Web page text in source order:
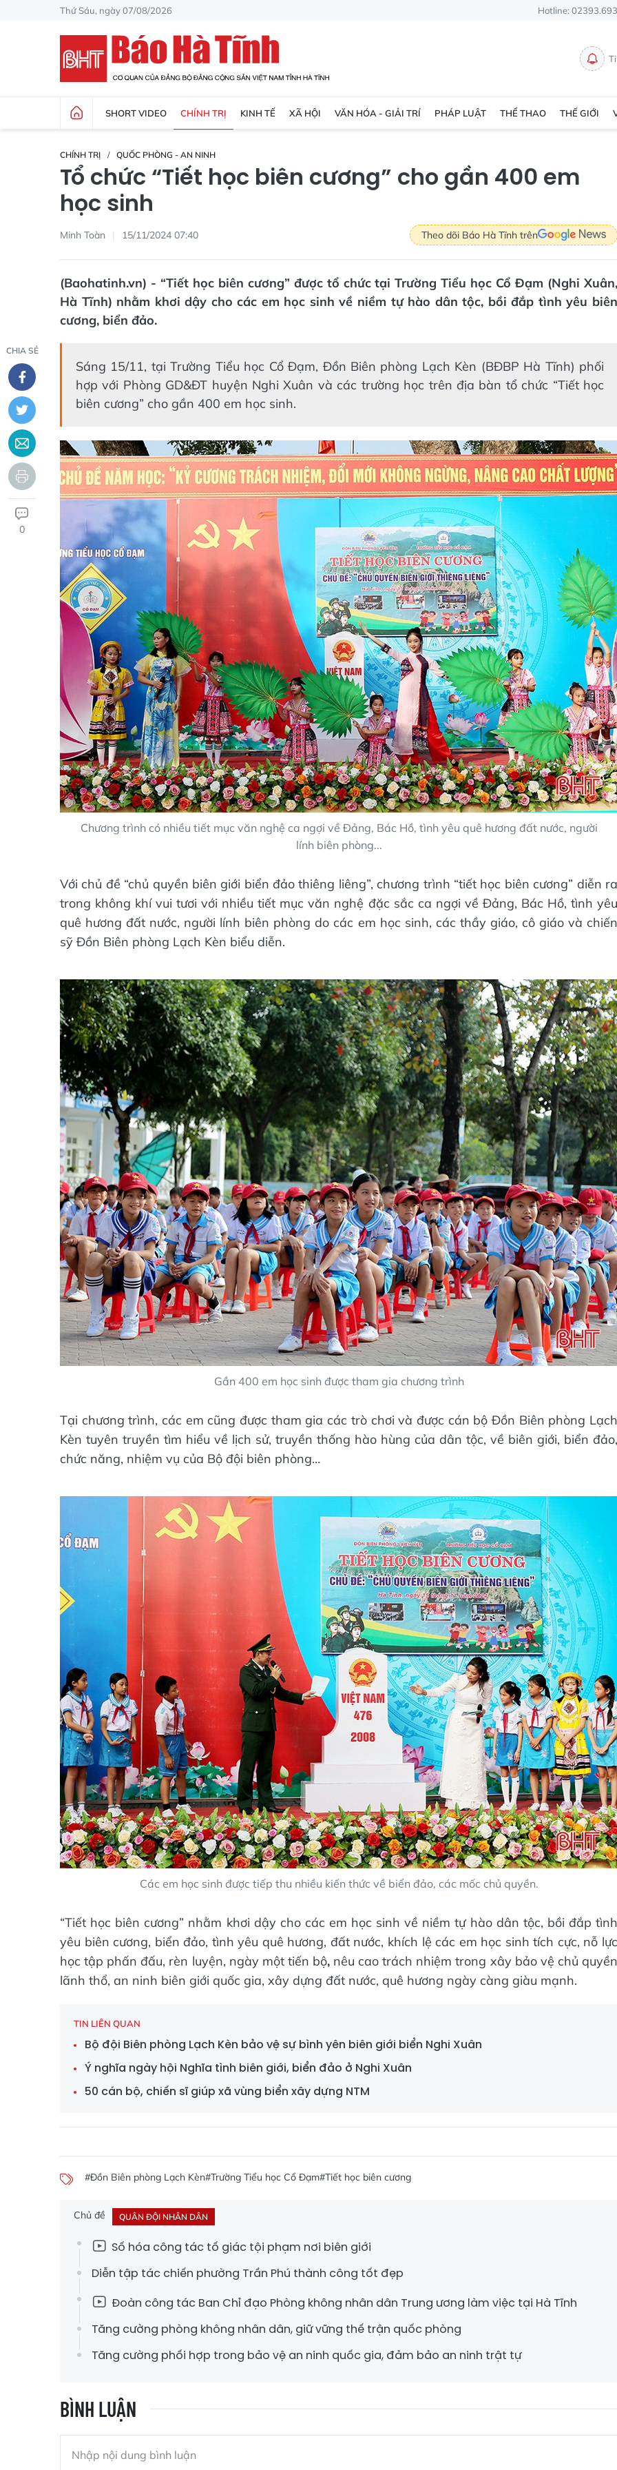
Thứ Sáu, ngày 07/08/2026 Hotline:
SHORT VIDEO CHÍNH TRỊ KINH TẾ XÃ HỘI VĂN HÓA - GIẢI TRÍ PHÁP LUẬT THỂ THAO THẾ GIỚI
CHÍNH TRỊ QUỐC PHÒNG - AN NINH
Tổ chức “Tiết học biên cương” cho gần 400 em
học sinh
Minh Toàn 15/11/2024 07:40 Theo dõi Báo Hà Tĩnh trên
(Baohatinh.vn) - “Tiết học biên cương” được tổ chức tại Trường Tiểu học Cổ Đạm (Nghi Xuân,
Hà Tĩnh) nhằm khơi dậy cho các em học sinh về niềm tự hào dân tộc, bồi đắp tình yêu biên
cương, biển đảo.
CHIA SẺ
0
Sáng 15/11, tại Trường Tiểu học Cổ Đạm, Đồn Biên phòng Lạch Kèn (BĐBP Hà Tĩnh) phối
hợp với Phòng GD&ĐT huyện Nghi Xuân và các trường học trên địa bàn tổ chức “Tiết học
biên cương” cho gần 400 em học sinh.
Chương trình có nhiều tiết mục văn nghệ ca ngợi về Đảng, Bác Hồ, tình yêu quê hương đất nước, người
lính biên phòng...
Với chủ đề “chủ quyền biên giới biển đảo thiêng liêng”, chương trình “tiết học biên cương” diễn ra
trong không khí vui tươi với nhiều tiết mục văn nghệ đặc sắc ca ngợi về Đảng, Bác Hồ, tình yêu
quê hương đất nước, người lính biên phòng do các em học sinh, các thầy giáo, cô giáo và chiến
sỹ Đồn Biên phòng Lạch Kèn biểu diễn.
Gần 400 em học sinh được tham gia chương trình
Tại chương trình, các em cũng được tham gia các trò chơi và được cán bộ Đồn Biên phòng Lạch
Kèn tuyên truyền tìm hiểu về lịch sử, truyền thống hào hùng của dân tộc, về biên giới, biển đảo,
chức năng, nhiệm vụ của Bộ đội biên phòng…
Các em học sinh được tiếp thu nhiều kiến thức về biển đảo, các mốc chủ quyền.
“Tiết học biên cương” nhằm khơi dậy cho các em học sinh về niềm tự hào dân tộc, bồi đắp tình
yêu biên cương, biển đảo, tình yêu quê hương, đất nước, khích lệ các em học sinh tích cực, nỗ lực
học tập phấn đấu, rèn luyện, ngày một tiến bộ, nêu cao trách nhiệm trong xây bảo vệ chủ
lãnh thổ, an ninh biên giới quốc gia, xây dựng đất nước, quê hương ngày càng giàu mạnh.
TIN LIÊN QUAN
Bộ đội Biên phòng Lạch Kèn bảo vệ sự bình yên biên giới biển Nghi Xuân
Ý nghĩa ngày hội Nghĩa tình biên giới, biển đảo ở Nghi Xuân
50 cán bộ, chiến sĩ giúp xã vùng biển xây dựng NTM
#Đồn Biên phòng Lạch Kèn#Trường Tiểu học Cổ Đạm#Tiết học biên cương
Chủ đề QUÂN ĐỘI NHÂN DÂN
Số hóa công tác tố giác tội phạm nơi biên giới
Diễn tập tác chiến phường Trần Phú thành công tốt đẹp
Đoàn công tác Ban Chỉ đạo Phòng không nhân dân Trung ương làm việc tại Hà Tĩnh
Tăng cường phòng không nhân dân, giữ vững thế trận quốc phòng
Tăng cường phối hợp trong bảo vệ an ninh quốc gia, đảm bảo an ninh trật tự
BÌNH LUẬN